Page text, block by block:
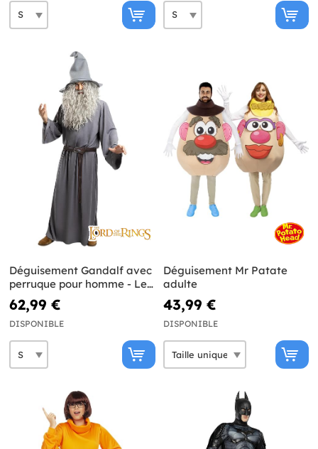
Déguisement Gandalf avec
perruque pour homme - Le
Seigneur des Anneaux
62,99 €
DISPONIBLE
Déguisement Mr Patate
adulte
43,99 €
DISPONIBLE